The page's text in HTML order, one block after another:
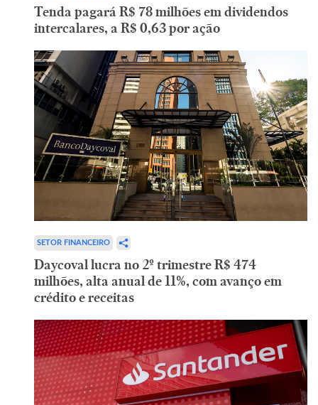
Tenda pagará R$ 78 milhões em dividendos
intercalares, a R$ 0,63 por ação
SETOR FINANCEIRO
Daycoval lucra no 2º trimestre R$ 474
milhões, alta anual de 11%, com avanço em
crédito e receitas